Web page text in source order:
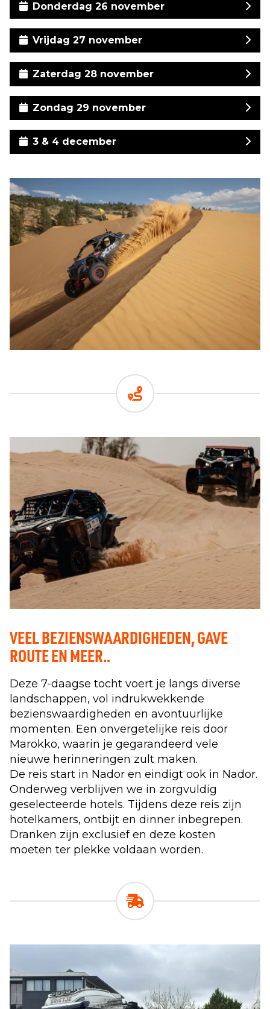
Donderdag 26 november
Vrijdag 27 november
Zaterdag 28 november
Zondag 29 november
3 & 4 december
VEEL BEZIENSWAARDIGHEDEN, GAVE
ROUTE EN MEER..
Deze 7-daagse tocht voert je langs diverse
landschappen, vol indrukwekkende
bezienswaardigheden en avontuurlijke
momenten. Een onvergetelijke reis door
Marokko, waarin je gegarandeerd vele
nieuwe herinneringen zult maken.
De reis start in Nador en eindigt ook in Nador.
Onderweg verblijven we in zorgvuldig
geselecteerde hotels. Tijdens deze reis zijn
hotelkamers, ontbijt en dinner inbegrepen.
Dranken zijn exclusief en deze kosten
moeten ter plekke voldaan worden.